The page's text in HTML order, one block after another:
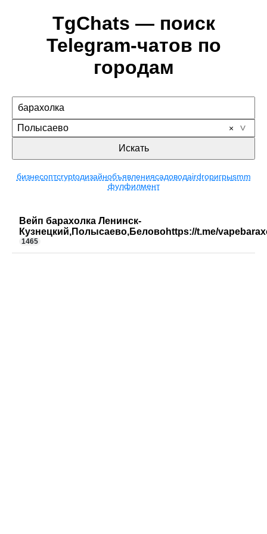
TgChats — поиск
Telegram-чатов по
городам
Полысаево
Искать
бизнесоптcryptoдизайнобъявлениясадоводairdropигрыsmm
фулфилмент
Вейп барахолка Ленинск-
Кузнецкий,Полысаево,Беловоhttps://t.me/
1465